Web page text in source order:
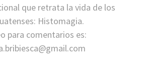
que retrata la vida de los
Histomagia.
para comentarios es: